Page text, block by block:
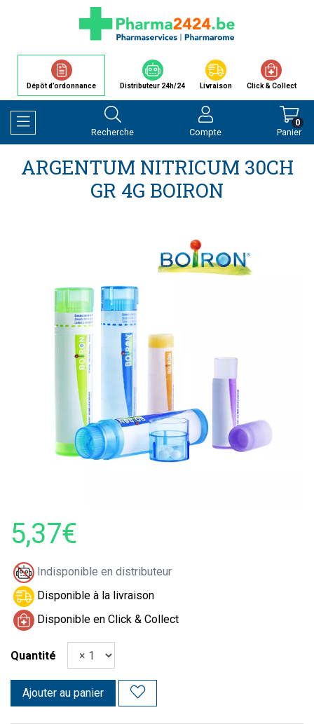
Dépôt d’ordonnance Distributeur 24h/24 Livraison Click & Collect
Afficher la navigation
Recherche Compte Panier
0
ARGENTUM NITRICUM 30CH
GR 4G BOIRON
5,37€
Indisponible en distributeur
Disponible à la livraison
Disponible en Click & Collect
Quantité
Ajouter au panier